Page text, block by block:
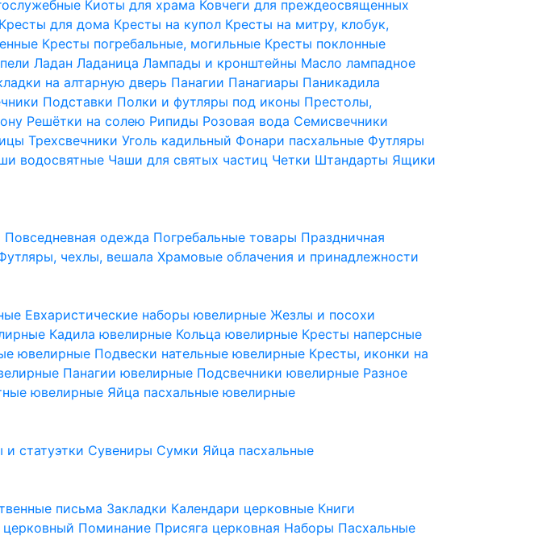
Киоты для храма Ковчеги для преждеосвященных
Кресты для дома Кресты на купол Кресты на митру, клобук,
Кресты погребальные, могильные Кресты поклонные
ЛаданЛаданицаЛампады и кронштейны Масло лампадное
на алтарную дверь Панагии Панагиары Паникадила
Подставки Полки и футляры под иконы Престолы,
Решётки на солею Рипиды Розовая вода Семисвечники
ТрехсвечникиУголь кадильный Фонари пасхальные Футляры
водосвятные Чаши для святых частиц Четки Штандарты Ящики
Повседневная одежда Погребальные товары Праздничная
чехлы, вешалаХрамовые облачения и принадлежности
Евхаристические наборы ювелирныеЖезлы и посохи
Кадила ювелирные Кольца ювелирные Кресты наперсные
ювелирные Подвески нательные ювелирные Кресты, иконки на
Панагии ювелирные Подсвечники ювелирные Разное
ювелирные Яйца пасхальные ювелирные
и статуэтки Сувениры Сумки Яйца пасхальные
письма Закладки Календари церковные Книги
церковный Поминание Присяга церковная Наборы Пасхальные